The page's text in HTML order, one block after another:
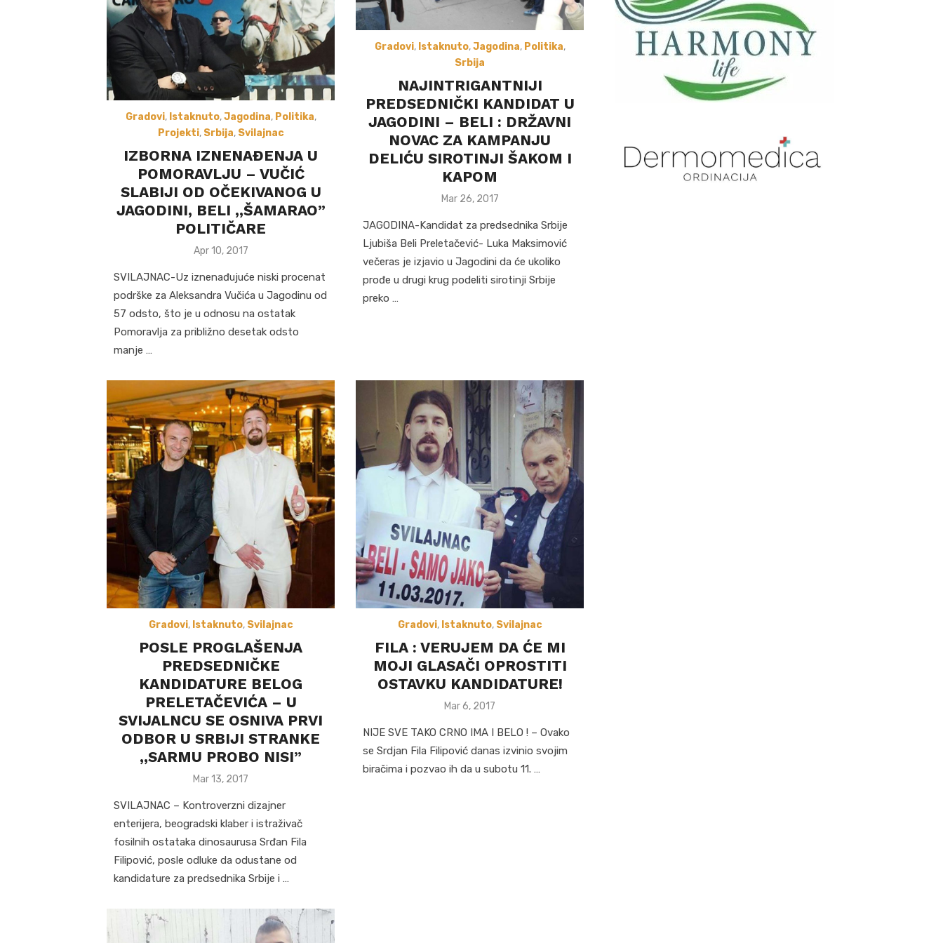
Gradovi, Istaknuto,Jagodina, Politika,
Projekti, Srbija, Svilajnac
IZBORNA IZNENAĐENJA U
POMORAVLJU – VUČIĆ
SLABIJI OD OČEKIVANOG U
JAGODINI, BELI ,,ŠAMARAO”
POLITIČARE
Posted
Apr 10, 2017
SVILAJNAC-Uz iznenađujuće niski procenat
podrške za Aleksandra Vučića u Jagodinu od
57 odsto, što je u odnosu na ostatak
Pomoravlja za približno desetak odsto
manje …
Gradovi, Istaknuto,Jagodina, Politika,
Srbija
NAJINTRIGANTNIJI
PREDSEDNIČKI KANDIDAT U
JAGODINI – BELI : DRŽAVNI
NOVAC ZA KAMPANJU
DELIĆU SIROTINJI ŠAKOM I
KAPOM
Posted
Mar 26, 2017
JAGODINA-Kandidat za predsednika Srbije
Ljubiša Beli Preletačević- Luka Maksimović
večeras je izjavio u Jagodini da će ukoliko
prođe u drugi krug podeliti sirotinji Srbije
preko …
Gradovi, Istaknuto, Svilajnac
POSLE PROGLAŠENJA
PREDSEDNIČKE
KANDIDATURE BELOG
PRELETAČEVIĆA – U
SVIJALNCU SE OSNIVA PRVI
ODBOR U SRBIJI STRANKE
,,SARMU PROBO NISI”
Posted
Mar 13, 2017
SVILAJNAC – Kontroverzni dizajner
enterijera, beogradski klaber i istraživač
fosilnih ostataka dinosaurusa Srđan Fila
Filipović, posle odluke da odustane od
kandidature za predsednika Srbije i …
Gradovi, Istaknuto, Svilajnac
FILA : VERUJEM DA ĆE MI
MOJI GLASAČI OPROSTITI
OSTAVKU KANDIDATURE!
Posted
Mar 6, 2017
NIJE SVE TAKO CRNO IMA I BELO ! – Ovako
se Srdjan Fila Filipović danas izvinio svojim
biračima i pozvao ih da u subotu 11. …